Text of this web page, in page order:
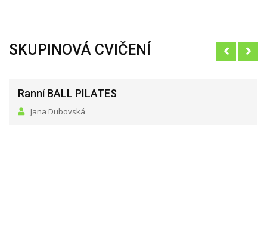
SKUPINOVÁ CVIČENÍ
Ranní BALL PILATES
Jana Dubovská